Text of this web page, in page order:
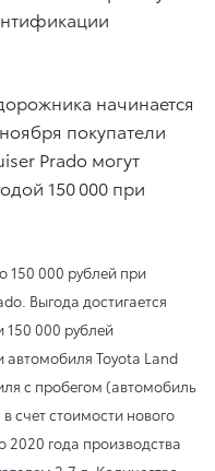
начинается
покупатели
Prado могут
150 000 при
150 000 рублей при
Выгода достигается
150 000 рублей
Toyota Land
с пробегом (автомобиль
счет стоимости нового
2020 года производства